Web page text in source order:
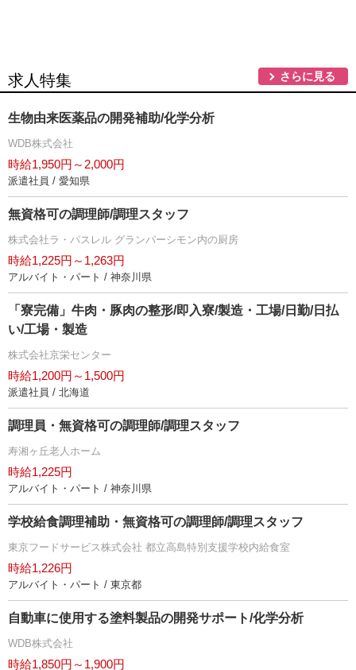
求人特集 さらに見る
生物由来医薬品の開発補助/化学分析
WDB株式会社
時給1,950円～2,000円
派遣社員 / 愛知県
無資格可の調理師/調理スタッフ
株式会社ラ・パスレル グランパーシモン内の厨房
時給1,225円～1,263円
アルバイト・パート / 神奈川県
「寮完備」牛肉・豚肉の整形/即入寮/製造・工場/日勤/日払
い/工場・製造
株式会社京栄センター
時給1,200円～1,500円
派遣社員 / 北海道
調理員・無資格可の調理師/調理スタッフ
寿湘ヶ丘老人ホーム
時給1,225円
アルバイト・パート / 神奈川県
学校給食調理補助・無資格可の調理師/調理スタッフ
東京フードサービス株式会社 都立高島特別支援学校内給食室
時給1,226円
アルバイト・パート / 東京都
自動車に使用する塗料製品の開発サポート/化学分析
WDB株式会社
時給1,850円～1,900円